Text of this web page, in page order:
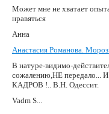
Может мне не хватает
нравяться
Анна
Анастасия Романова.
В натуре-видимо-
сожалению,НЕ передало...
КАДРОВ !.. В.Н. Одессит.
Vadm S...